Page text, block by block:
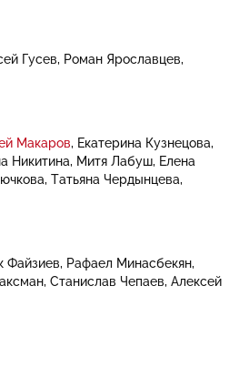
Гусев
Роман Ярославцев
Макаров
Екатерина Кузнецова
Никитина Митя Лабуш Елена
Татьяна Чердынцева
Файзиев
Рафаел Минасбекян
Станислав Чепаев Алексей